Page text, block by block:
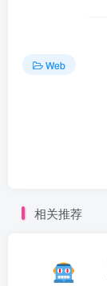
Web
相关推荐